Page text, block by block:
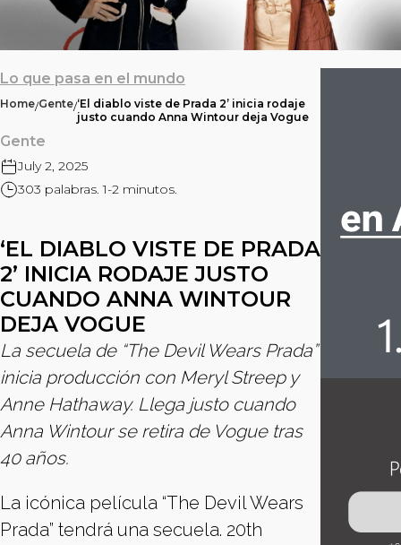
Lo que pasa en el mundo
Home/Gente/‘El diablo viste de Prada 2’ inicia rodaje
justo cuando Anna Wintour deja Vogue
Gente
July 2, 2025
303 palabras. 1-2 minutos.
‘EL DIABLO VISTE DE PRADA
2’ INICIA RODAJE JUSTO
CUANDO ANNA WINTOUR
DEJA VOGUE
La secuela de “The Devil Wears Prada”
inicia producción con Meryl Streep y
Anne Hathaway. Llega justo cuando
Anna Wintour se retira de Vogue tras
40 años.
La icónica película “The Devil Wears
Prada” tendrá una secuela. 20th